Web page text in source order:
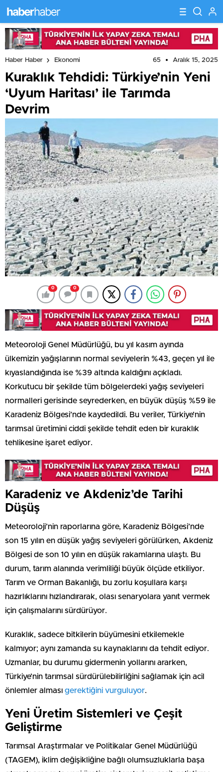
Haber Haber Ekonomi 65 Aralık 15, 2025
Kuraklık Tehdidi: Türkiye’nin Yeni
‘Uyum Haritası’ ile Tarımda
Devrim
0 0
Meteoroloji Genel Müdürlüğü, bu yıl kasım ayında
ülkemizin yağışlarının normal seviyelerin %43, geçen yıl ile
kıyaslandığında ise %39 altında kaldığını açıkladı.
Korkutucu bir şekilde tüm bölgelerdeki yağış seviyeleri
normalleri gerisinde seyrederken, en büyük düşüş %59 ile
Karadeniz Bölgesi’nde kaydedildi. Bu veriler, Türkiye’nin
tarımsal üretimini ciddi şekilde tehdit eden bir kuraklık
tehlikesine işaret ediyor.
Karadeniz ve Akdeniz’de Tarihi
Düşüş
Meteoroloji’nin raporlarına göre, Karadeniz Bölgesi’nde
son 15 yılın en düşük yağış seviyeleri görülürken, Akdeniz
Bölgesi de son 10 yılın en düşük rakamlarına ulaştı. Bu
durum, tarım alanında verimliliği büyük ölçüde etkiliyor.
Tarım ve Orman Bakanlığı, bu zorlu koşullara karşı
hazırlıklarını hızlandırarak, olası senaryolara yanıt vermek
için çalışmalarını sürdürüyor.
Kuraklık, sadece bitkilerin büyümesini etkilemekle
kalmıyor; aynı zamanda su kaynaklarını da tehdit ediyor.
Uzmanlar, bu durumu gidermenin yollarını ararken,
Türkiye’nin tarımsal sürdürülebilirliğini sağlamak için acil
önlemler alması gerektiğini vurguluyor.
Yeni Üretim Sistemleri ve Çeşit
Geliştirme
Tarımsal Araştırmalar ve Politikalar Genel Müdürlüğü
(TAGEM), iklim değişikliğine bağlı olumsuzluklarla başa